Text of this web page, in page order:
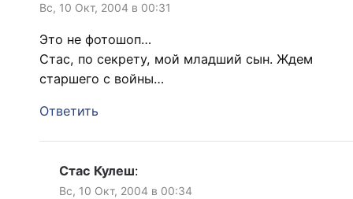
Вс, 10 Окт, 2004 в 00:31
Это не фотошоп…
Стас, по секрету, мой младший сын. Ждем
старшего с войны…
Ответить
Стас Кулеш:
Вс, 10 Окт, 2004 в 00:34